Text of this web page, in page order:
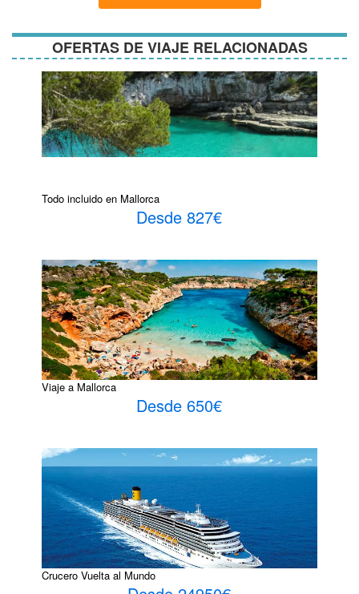
OFERTAS DE VIAJE RELACIONADAS
Todo incluido en Mallorca
Desde 827€
Viaje a Mallorca
Desde 650€
Crucero Vuelta al Mundo